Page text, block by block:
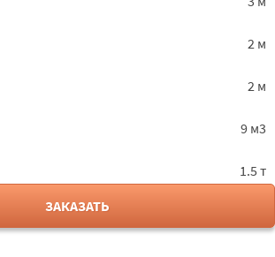
2 м
2 м
9 м3
1.5 т
ЗАКАЗАТЬ